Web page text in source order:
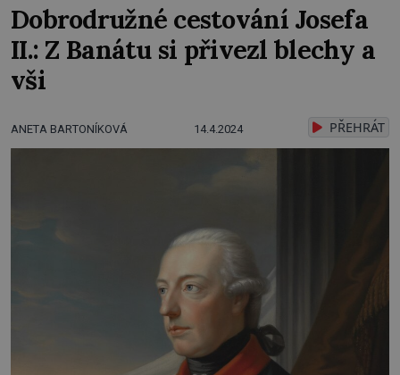
Dobrodružné cestování Josefa
II.: Z Banátu si přivezl blechy a
vši
ANETA BARTONÍKOVÁ 14.4.2024 PŘEHRÁT